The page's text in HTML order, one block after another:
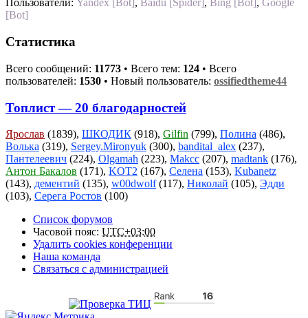
Пользователи: Yandex [Bot], Baidu [Spider], Bing [Bot], Google
[Bot]
Статистика
Всего сообщений: 11773 • Всего тем: 124 • Всего
пользователей: 1530 • Новый пользователь: ossifiedtheme44
Топлист — 20 благодарностей
Ярослав (1839), ШКОДИК (918), Gilfin (799), Полина (486),
Волька (319), Sergey.Mironyuk (300), bandital_alex (237),
Пантелеевич (224), Olgamah (223), Makcc (207), madtank (176),
Антон Бакалов (171), KOT2 (167), Селена (153), Kubanetz
(143), дементий (135), w00dwolf(117), Николай (105), Эдди
(103), Серега Ростов (100)
Список форумов
Часовой пояс: UTC+03:00
Удалить cookies конференции
Наша команда
Связаться с администрацией